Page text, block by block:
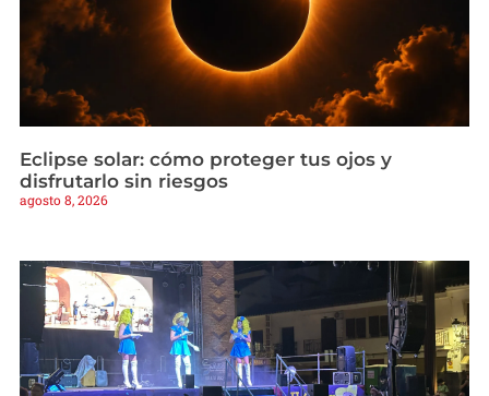
Eclipse solar: cómo proteger tus ojos y
disfrutarlo sin riesgos
agosto 8, 2026